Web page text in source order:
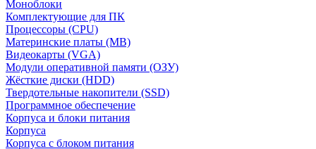
Моноблоки
Комплектующие для ПК
Процессоры (CPU)
Материнские платы (MB)
Видеокарты (VGA)
Модули оперативной памяти (ОЗУ)
Жёсткие диски (HDD)
Твердотельные накопители (SSD)
Программное обеспечение
Корпуса и блоки питания
Корпуса
Корпуса с блоком питания